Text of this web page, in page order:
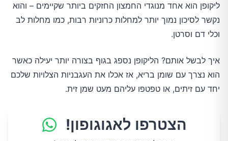
ליקופן הוא אחד מנוגדי החמצון החזקים ביותר שקיימים – והוא
נקשר לסיכון נמוך יותר למחלות כרוניות רבות, כמו מחלות לב
וכלי דם וסרטן.
איך לבשל אותם? הליקופן נספג בגוף בצורה יותר יעילה כאשר
הוא נצרך עם שומן בריא, אז אכלו את העגבניות הצלויות שלכם
יחד עם זיתים, או טפטפו עליהם מעט שמן זית.
הצטרפו לאגוגופון!